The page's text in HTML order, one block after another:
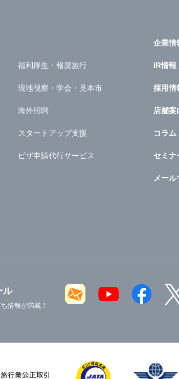
福利厚生・報奨旅行
現地視察・学会・見本市
海外招聘
スタートアップ支援
ビザ申請代行サービス
企業情
IR情報
採用情
店舗案
コラム
セミナ
メー
ル
情報が満載！